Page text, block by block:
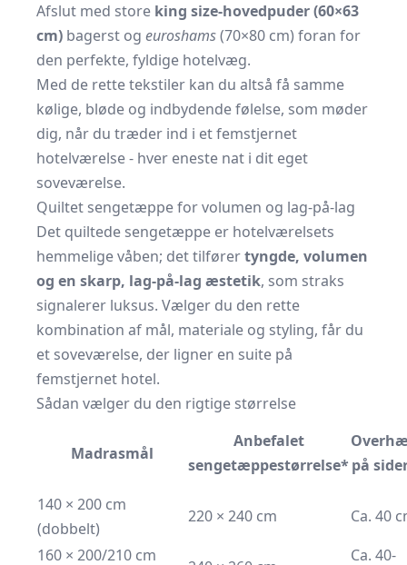
Afslut med store king size-hovedpuder (60×63
cm) bagerst og euroshams(70×80 cm) foran for
den perfekte, fyldige hotelvæg.
Med de rette tekstiler kan du altså få samme
kølige, bløde og indbydende følelse, som møder
dig, når du træder ind i et femstjernet
hotelværelse - hver eneste nat i dit eget
soveværelse.
Quiltet sengetæppe for volumen og lag-på-lag
Det quiltede sengetæppe er hotelværelsets
hemmelige våben; det tilførertyngde, volumen
og en skarp, lag-på-lag æstetik, som straks
signalerer luksus. Vælger du den rette
kombination af mål, materiale og styling, får du
et soveværelse, der ligner en suite på
femstjernet hotel.
Sådan vælger du den rigtige størrelse
Madrasmål
Anbefalet
sengetæppestørrelse* på
140 × 200 cm
(dobbelt)
220 × 240 cm
Ca. 40
160 × 200/210 cm
Ca. 40-